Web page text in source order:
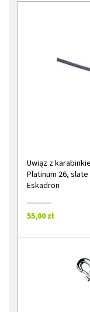
Uwiąz z
Platinum 26, slate
Eskadron
55,00 zł